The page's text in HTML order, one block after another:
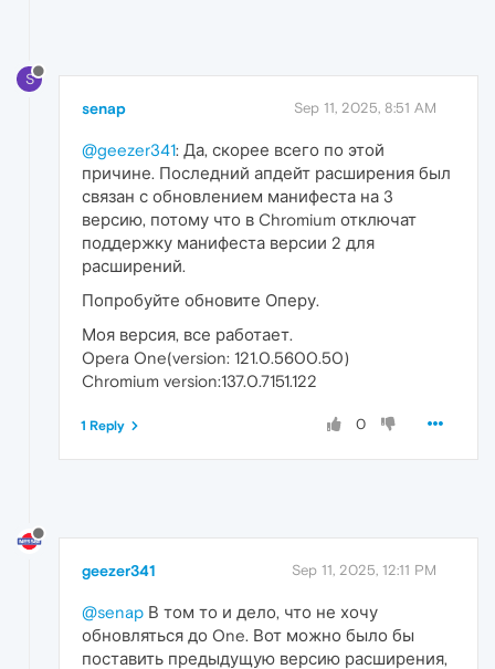
S
senap Sep 11, 2025, 8:51 AM
@geezer341: Да, скорее всего по этой
причине. Последний апдейт расширения был
связан с обновлением манифеста на 3
версию, потому что в Chromium отключат
поддержку манифеста версии 2 для
расширений.
Попробуйте обновите Оперу.
Моя версия, все работает.
Opera One(version: 121.0.5600.50)
Chromium version:137.0.7151.122
0
1 Reply
geezer341 Sep 11, 2025, 12:11 PM
@senap В том то и дело, что не хочу
обновляться до One. Вот можно было бы
поставить предыдущую версию расширения,